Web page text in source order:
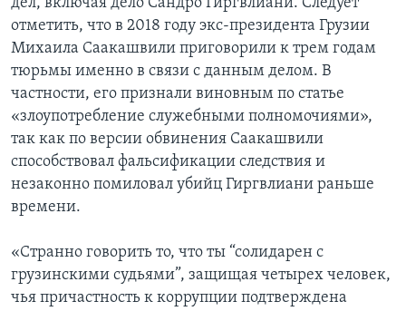
дел, включая дело Сандро Гиргвлиани. Следует
отметить, что в 2018 году экс-президента Грузии
Михаила Саакашвили приговорили к трем годам
тюрьмы именно в связи с данным делом. В
частности, его признали виновным по статье
«злоупотребление служебными полномочиями»,
так как по версии обвинения Саакашвили
способствовал фальсификации следствия и
незаконно помиловал убийц Гиргвлиани раньше
времени.
«Странно говорить то, что ты “солидарен с
грузинскими судьями”, защищая четырех человек,
чья причастность к коррупции подтверждена